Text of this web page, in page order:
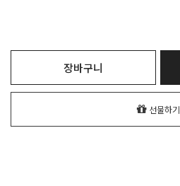
장바구니
선물하기